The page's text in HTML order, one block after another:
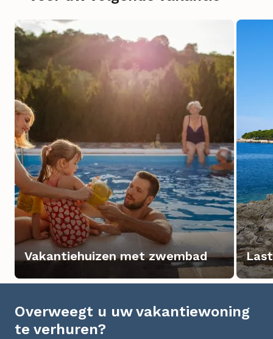
Vakantiehuizen met zwembad
Overweegt u uw vakantiewoning
te verhuren?